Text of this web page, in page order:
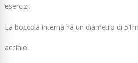
esercizi.
La boccola interna ha un diametro di
acciaio.